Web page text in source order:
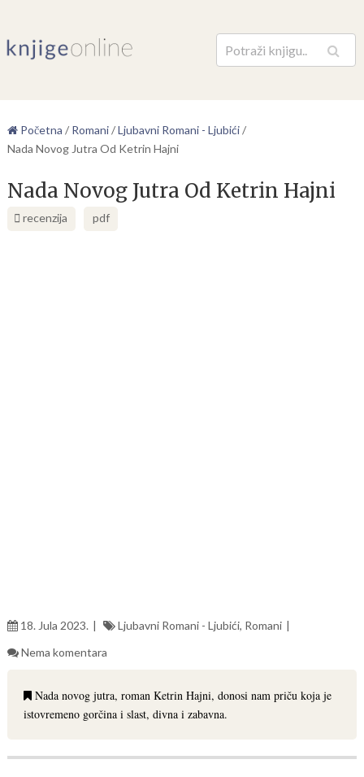
Pretraga
Početna / Romani/Ljubavni Romani - Ljubići/
Nada Novog Jutra Od Ketrin Hajni
Nada Novog Jutra Od Ketrin Hajni
recenzija pdf
18. Jula 2023. Ljubavni Romani - Ljubići, Romani
Nema komentara
Nada novog jutra, roman Ketrin Hajni, donosi nam priču koja je
istovremeno gorčina i slast, divna i zabavna.